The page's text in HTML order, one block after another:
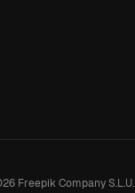
Freepik Company S.L.U.